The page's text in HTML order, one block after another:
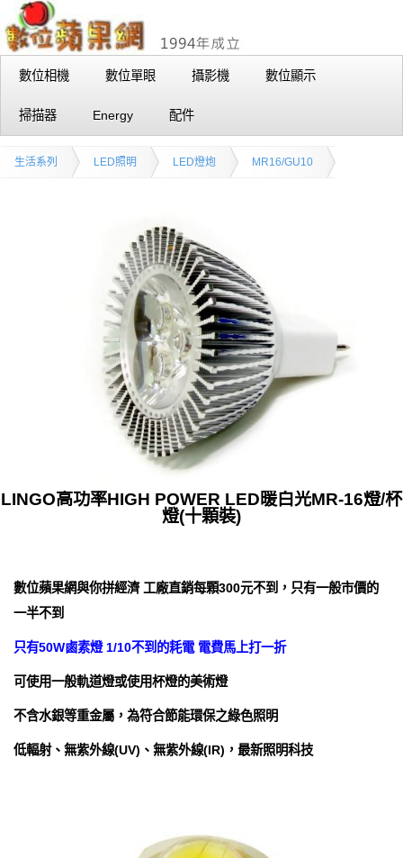
數位相機 數位單眼 攝影機 數位顯示
掃描器 Energy 配件
生活系列 LED照明 LED燈炮 MR16/GU10
LINGO高功率HIGH POWER LED暖白光MR-16燈/杯
燈(十顆裝)
數位蘋果網與你拼經濟 工廠直銷每顆300元不到，只有一般市價的
一半不到
只有50W鹵素燈 1/10不到的耗電 電費馬上打一折
可使用一般軌道燈或使用杯燈的美術燈
不含水銀等重金屬，為符合節能環保之綠色照明
低輻射、無紫外線(UV)、無紫外線(IR)，最新照明科技